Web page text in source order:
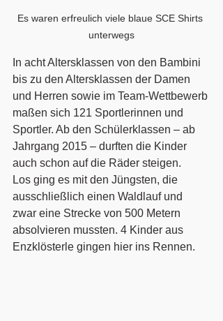
Es waren erfreulich viele blaue SCE Shirts
unterwegs
In acht Altersklassen von den Bambini
bis zu den Altersklassen der Damen
und Herren sowie im Team-Wettbewerb
maßen sich 121 Sportlerinnen und
Sportler. Ab den Schülerklassen – ab
Jahrgang 2015 – durften die Kinder
auch schon auf die Räder steigen.
Los ging es mit den Jüngsten, die
ausschließlich einen Waldlauf und
zwar eine Strecke von 500 Metern
absolvieren mussten. 4 Kinder aus
Enzklösterle gingen hier ins Rennen.